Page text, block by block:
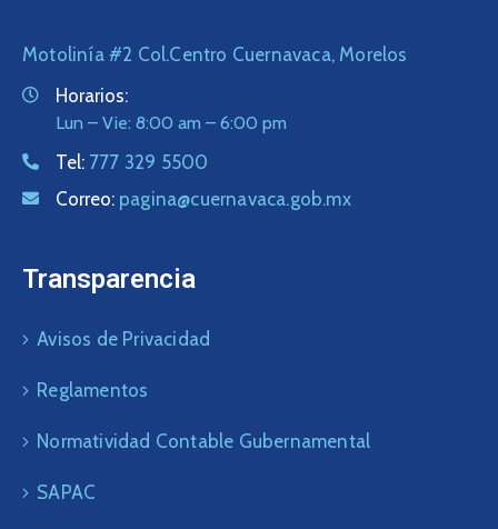
Motolinía #2 Col.Centro Cuernavaca, Morelos
Horarios:
Lun – Vie: 8:00 am – 6:00 pm
Tel: 777 329 5500
Correo: pagina@cuernavaca.gob.mx
Transparencia
Avisos de Privacidad
Reglamentos
Normatividad Contable Gubernamental
SAPAC